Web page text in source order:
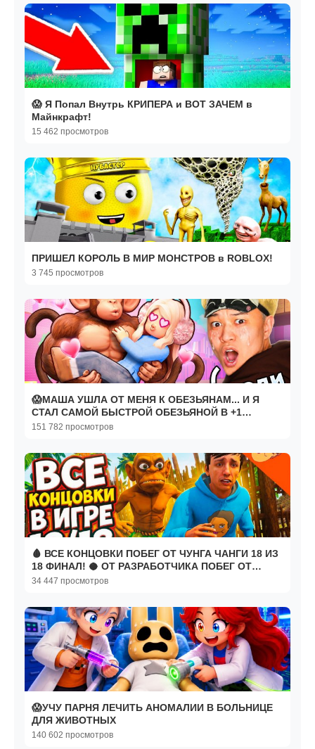
😱 Я Попал Внутрь КРИПЕРА и ВОТ ЗАЧЕМ в
Майнкрафт!
15 462 просмотров
ПРИШЕЛ КОРОЛЬ В МИР МОНСТРОВ в ROBLOX!
3 745 просмотров
😱МАША УШЛА ОТ МЕНЯ К ОБЕЗЬЯНАМ... И Я
СТАЛ САМОЙ БЫСТРОЙ ОБЕЗЬЯНОЙ В +1
MONKEY ESCAPE В РОБЛОКС!
151 782 просмотров
🩸 ВСЕ КОНЦОВКИ ПОБЕГ ОТ ЧУНГА ЧАНГИ 18 ИЗ
18 ФИНАЛ! 🥥 ОТ РАЗРАБОТЧИКА ПОБЕГ ОТ
БЛОГЕРА
34 447 просмотров
😱УЧУ ПАРНЯ ЛЕЧИТЬ АНОМАЛИИ В БОЛЬНИЦЕ
ДЛЯ ЖИВОТНЫХ
140 602 просмотров